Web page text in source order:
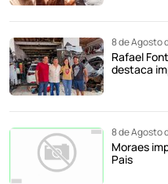
8 de Agosto
Rafael
destaca
8 de Agosto
Moraes
Pais